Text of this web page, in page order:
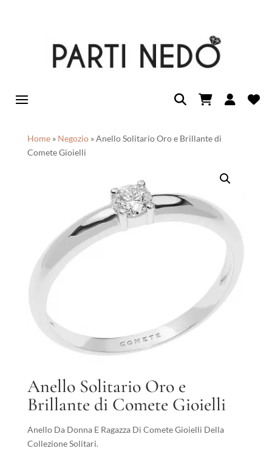
Home» Negozio»Anello Solitario Oro e Brillante di
Comete Gioielli
Anello Solitario Oro e
Brillante di Comete Gioielli
Anello Da Donna E Ragazza Di Comete Gioielli Della
Collezione Solitari.